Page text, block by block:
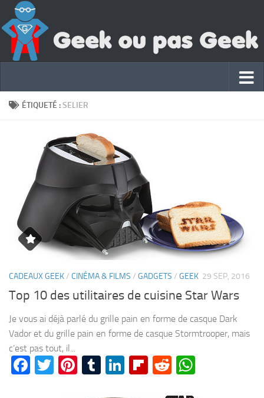
ÉTIQUETÉ :SELIER
CADEAUX GEEK/ CINÉMA & FILMS / GADGETS / GEEK 29 SEP, 2016
Top 10 des utilitaires de cuisine Star Wars
Je vous ai déjà parlé du grille pain en forme de casque Dark
Vador et du grille pain en forme de casque Stormtrooper, mais
c’est pas tout, il...
Facebook
Twitter
Pinterest
Tumblr
LinkedIn
Flipboard
Reddit